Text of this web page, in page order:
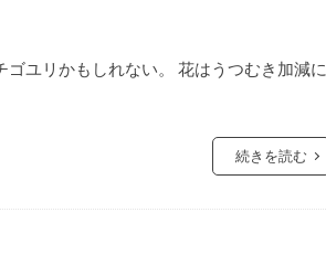
ユリかもしれない。 花はうつむき加減に
続きを読む